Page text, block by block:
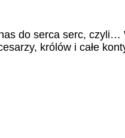
do serca serc, czyli…
królów i całe